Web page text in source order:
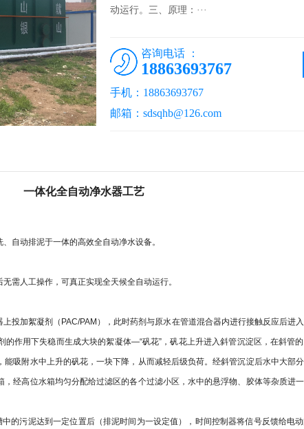
动运行。三、原理：···
咨询电话 ：
18863693767
手机：18863693767
邮箱：sdsqhb@126.com
一体化全自动净水器工艺
动排泥于一体的高效全自动净水设备。
人工操作，可真正实现全天候全自动运行。
投加絮凝剂（ PAC/PAM ），此时药剂与原水在管道混合器内进行接触反应后进
的作用下失稳而生成大块的絮凝体—“矾花” ，矾花上升进入斜管沉淀区，在斜管
吸附水中上升的矾花，一块下降，从而减轻后级负荷。经斜管沉淀后水中大部
经高位水箱均匀分配给过滤区的各个过滤小区，水中的悬浮物、胶体等杂质进
的污泥达到一定位置后（排泥时间为一设定值），时间控制器将信号反馈给电